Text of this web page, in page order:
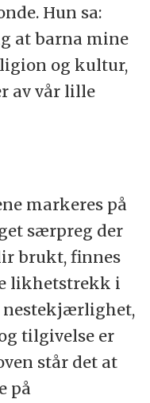
Hun sa:
at barna mine
og kultur,
av vår lille
markeres på
særpreg der
brukt, finnes
likhetstrekk i
nestekjærlighet,
tilgivelse er
står det at
på